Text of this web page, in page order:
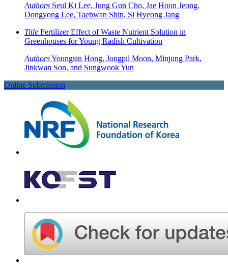
Authors Seul Ki Lee, Jung Gun Cho, Jae Hoon Jeong,
Dongyong Lee, Taehwan Shin, Si Hyeong Jang
Title Fertilizer Effect of Waste Nutrient Solution in
Greenhouses for Young Radish Cultivation
AuthorsYoungsin Hong, Jongpil Moon, Minjung Park,
Jinkwan Son, and Sungwook Yun
Online Submission